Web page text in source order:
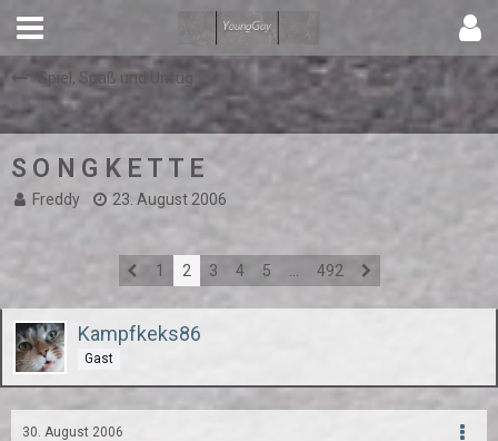
Spiel, Spaß und Unfug
S O N G K E T T E
Freddy 23. August 2006
1 2 3 4 5 492
Kampfkeks86
Gast
30. August 2006